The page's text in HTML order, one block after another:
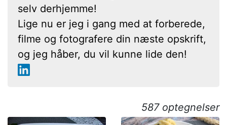
selv derhjemme!
Lige nu er jeg i gang med at forberede,
filme og fotografere din næste opskrift,
og jeg håber, du vil kunne lide den!
587 optegnelser